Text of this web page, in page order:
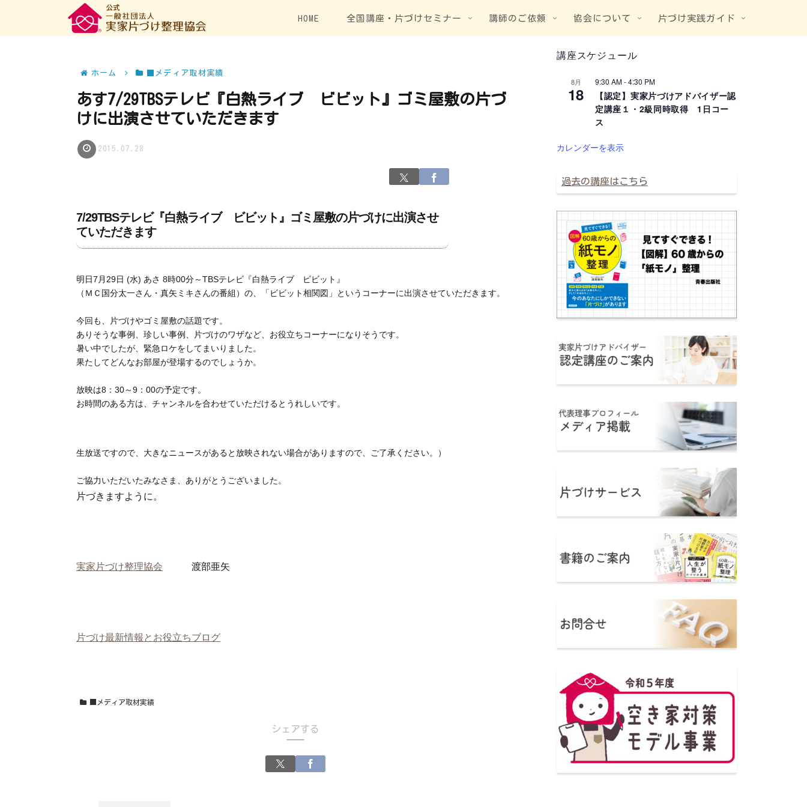
HOME 全国講座・片づけセミナー 講師のご依頼 協会について 片づけ実践ガイド
ホーム ■メディア取材実績
あす7/29TBSテレビ『白熱ライブ ビビット』ゴミ屋敷の片づ
けに出演させていただきます
2015.07.28
7/29TBSテレビ『白熱ライブ ビビット』ゴミ屋敷の片づけに出演させ
ていただきます
明日7月29日 (水) あさ 8時00分～TBSテレビ『白熱ライブ ビビット』
（ＭＣ国分太一さん・真矢ミキさんの番組）の、「ビビット相関図」というコーナーに出演させていただきます。
今回も、片づけやゴミ屋敷の話題です。
ありそうな事例、珍しい事例、片づけのワザなど、お役立ちコーナーになりそうです。
暑い中でしたが、緊急ロケをしてまいりました。
果たしてどんなお部屋が登場するのでしょうか。
放映は8：30～9：00の予定です。
お時間のある方は、チャンネルを合わせていただけるとうれしいです。
生放送ですので、大きなニュースがあると放映されない場合がありますので、ご了承ください。）
ご協力いただいたみなさま、ありがとうございました。
片づきますように。
実家片づけ整理協会 渡部亜矢
片づけ最新情報とお役立ちブログ
■メディア取材実績
シェアする
講座スケジュール
8月
18
9:30 AM-4:30 PM
【認定】実家片づけアドバイザー認
定講座１・2級同時取得 1日コー
ス
カレンダーを表示
過去の講座はこちら